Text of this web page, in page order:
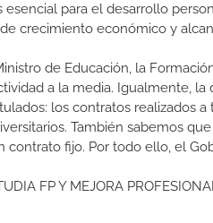
esencial para el desarrollo
crecimiento económico y
de Educación, la
a la media. Igualmente,
los contratos realizados
También sabemos
contrato fijo. Por todo ello, el
FP Y MEJORA